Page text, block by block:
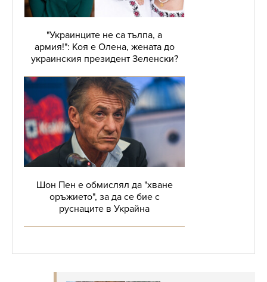
"Украинците не са тълпа, а
армия!": Коя е Олена, жената до
украинския президент Зеленски?
Шон Пен е обмислял да "хване
оръжието", за да се бие с
руснаците в Украйна